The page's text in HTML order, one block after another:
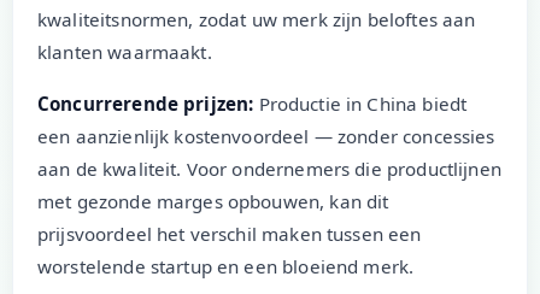
kwaliteitsnormen, zodat uw merk zijn beloftes aan
klanten waarmaakt.
Concurrerende prijzen: Productie in China biedt
een aanzienlijk kostenvoordeel — zonder concessies
aan de kwaliteit. Voor ondernemers die productlijnen
met gezonde marges opbouwen, kan dit
prijsvoordeel het verschil maken tussen een
worstelende startup en een bloeiend merk.